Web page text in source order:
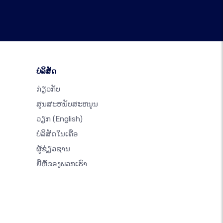
ບໍລິສັດ
ກ່ຽວກັບ
ສູນສະຫນັບສະຫນູນ
ວຽກ (English)
ບໍລິສັດໃນເຄືອ
ຜູ້ຊ່ຽວຊານ
ຍີ່ຫໍ້ຂອງພວກເຮົາ